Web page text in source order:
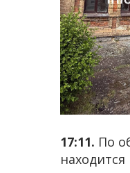
17:11. По